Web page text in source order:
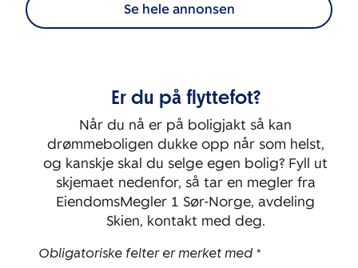
Energimerking:
BRA-i:
3
Se hele annonsen
Er du på flyttefot?
Når du nå er på boligjakt så kan
drømmeboligen dukke opp når som helst,
og kanskje skal du selge egen bolig? Fyll ut
skjemaet nedenfor, så tar en megler fra
EiendomsMegler 1 Sør-Norge, avdeling
Skien, kontakt med deg.
Obligatoriske felter er merket med *